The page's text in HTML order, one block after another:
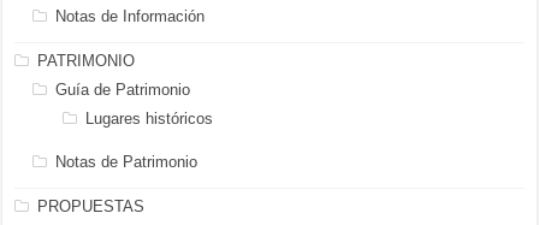
Notas de Información
PATRIMONIO
Guía de Patrimonio
Lugares históricos
Notas de Patrimonio
PROPUESTAS